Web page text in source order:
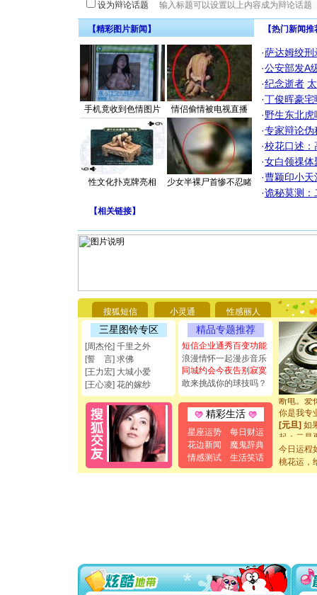
设为辩论话题
【精彩图片新闻】
手机竟收到色情图片 情侣偷情被电视直播
性文化扑克牌亮相 少女半裸尸首惨不忍睹
【热门新闻
·萨达姆绞刑
·公安部发A
·纪念逝者
·丁俊晖豪
·野生东北
·专家辩论伪
·校花口述：
·女白领祼体
·曹颖印小天
·诡秘莫测：
【相关链接】
搜狐短信 小灵通 性感丽人
三星图铃专区
[周杰伦] 千里之外
[誓 言] 求佛
[王力宏] 大城小爱
[王心凌] 花的嫁纱
精品专题推荐
短信企业通秀百变功能
浪漫情怀一起漫步音乐
同城约会今夜告别寂寞
敢来挑战你的球技吗？
精彩生活
星座运势
每日财运
花边新闻
魔鬼辞典
情感测试
生活笑话
你太多，
要平安
[圣诞节]
能正大光
都要快乐
[圣诞节]
如意,快
[元旦]看
断电。爱
你是我专
[元旦]如
起；二是
离。水晶
[元旦]当
泣，这痛
[圣诞节]
你太多
要平安
今日运程
桃花运，